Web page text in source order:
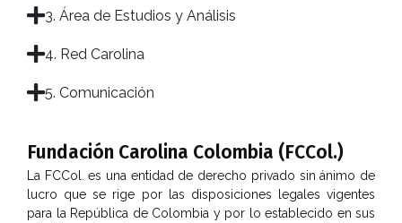
3. Área de Estudios y Análisis
4. Red Carolina
5. Comunicación
Fundación Carolina Colombia (FCCol.)
La FCCol. es una entidad de derecho privado sin ánimo de
lucro que se rige por las disposiciones legales vigentes
para la República de Colombia y por lo establecido en sus